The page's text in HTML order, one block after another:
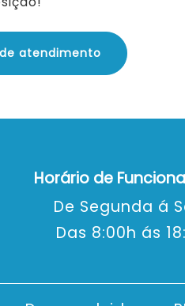
atendimento
Horário de
De Segunda á
Das 8:00h ás